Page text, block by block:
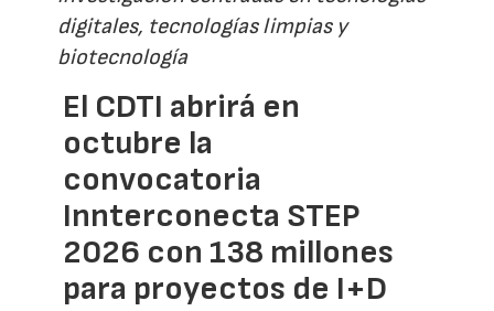
digitales, tecnologías limpias y
biotecnología
El CDTI abrirá en
octubre la
convocatoria
Innterconecta STEP
2026 con 138 millones
para proyectos de I+D